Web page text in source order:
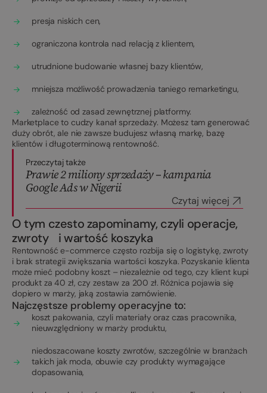
presja niskich cen,
ograniczona kontrola nad relacją z klientem,
utrudnione budowanie własnej bazy klientów,
mniejsza możliwość prowadzenia taniego remarketingu,
zależność od zasad zewnętrznej platformy.
Marketplace to cudzy kanał sprzedaży. Możesz tam generować
duży obrót, ale nie zawsze budujesz własną markę, bazę
klientów i długoterminową rentowność.
Przeczytaj także
Prawie 2 miliony sprzedaży – kampania
Google Ads w Nigerii
Czytaj więcej
O tym czesto zapominamy, czyli operacje,
zwroty i wartość koszyka
Rentowność e-commerce często rozbija się o logistykę, zwroty
i brak strategii zwiększania wartości koszyka. Pozyskanie klienta
może mieć podobny koszt – niezależnie od tego, czy klient kupi
produkt za 40 zł, czy zestaw za 200 zł. Różnica pojawia się
dopiero w marży, jaką zostawia zamówienie.
Najczęstsze problemy operacyjne to:
koszt pakowania, czyli materiały oraz czas pracownika,
nieuwzględniony w marży produktu,
niedoszacowane koszty zwrotów, szczególnie w branżach
takich jak moda, obuwie czy produkty wymagające
dopasowania,